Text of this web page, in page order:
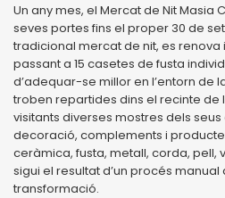
Un any mes, el Mercat de Nit Masia
seves portes fins el proper 30 de
tradicional mercat de nit, es renova
passant a 15 casetes de fusta
d’adequar-se millor en l’entorn de
troben repartides dins el recinte de
visitants diverses mostres dels
decoració, complements i
ceràmica, fusta, metall, corda, pell,
sigui el resultat d’un procés
transformació.